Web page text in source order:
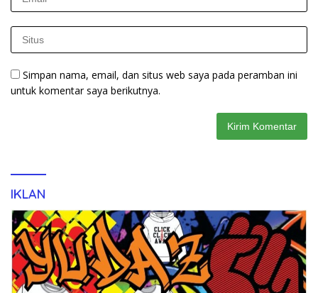
Simpan nama, email, dan situs web saya pada peramban ini
untuk komentar saya berikutnya.
IKLAN